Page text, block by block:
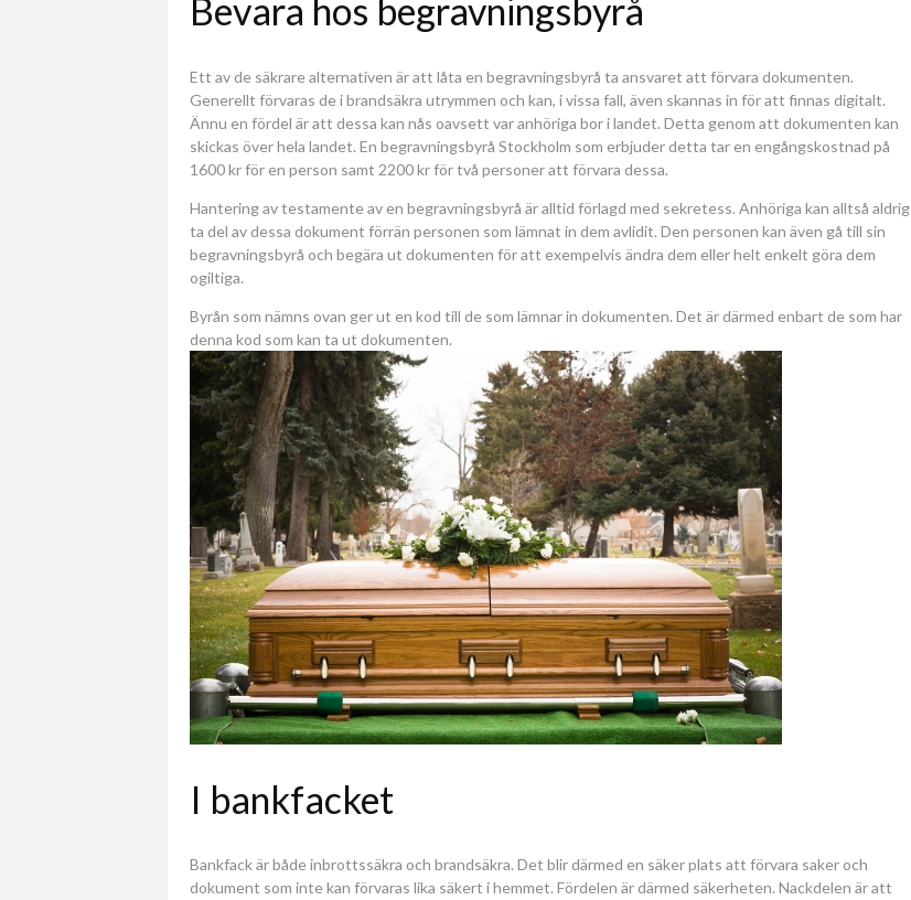
Bevara hos begravningsbyrå
Ett av de säkrare alternativen är att låta en begravningsbyrå ta ansvaret att förvara dokumenten.
Generellt förvaras de i brandsäkra utrymmen och kan, i vissa fall, även skannas in för att finnas digitalt.
Ännu en fördel är att dessa kan nås oavsett var anhöriga bor i landet. Detta genom att dokumenten kan
skickas över hela landet. En begravningsbyrå Stockholm som erbjuder detta tar en engångskostnad på
1600 kr för en person samt 2200 kr för två personer att förvara dessa.
Hantering av testamente av en begravningsbyrå är alltid förlagd med sekretess. Anhöriga kan alltså aldrig
ta del av dessa dokument förrän personen som lämnat in dem avlidit. Den personen kan även gå till sin
begravningsbyrå och begära ut dokumenten för att exempelvis ändra dem eller helt enkelt göra dem
ogiltiga.
Byrån som nämns ovan ger ut en kod till de som lämnar in dokumenten. Det är därmed enbart de som har
denna kod som kan ta ut dokumenten.
I bankfacket
Bankfack är både inbrottssäkra och brandsäkra. Det blir därmed en säker plats att förvara saker och
dokument som inte kan förvaras lika säkert i hemmet. Fördelen är därmed säkerheten. Nackdelen är att